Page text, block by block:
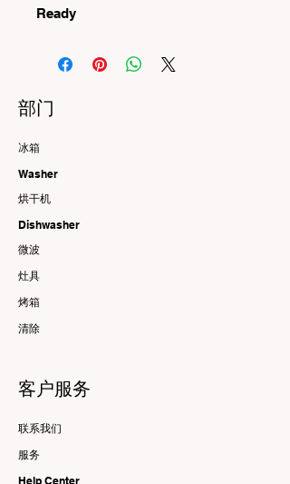
Ready
部门
冰箱
Washer
烘干机
Dishwasher
微波
灶具
烤箱
清除
客户服务
联系我们
服务
Help Center